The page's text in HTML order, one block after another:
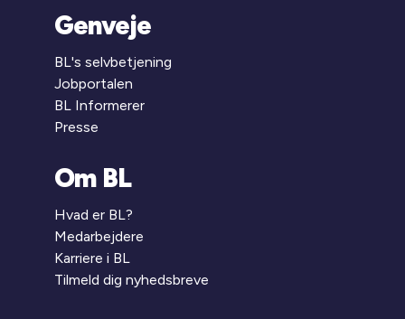
Genveje
BL's selvbetjening
Jobportalen
BL Informerer
Presse
Om BL
Hvad er BL?
Medarbejdere
Karriere i BL
Tilmeld dig nyhedsbreve